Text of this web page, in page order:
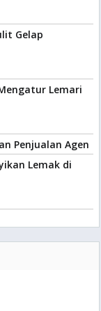
Gelap
Lemari
Penjualan Agen
Lemak di